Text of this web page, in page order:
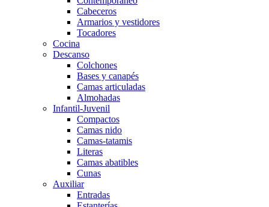
Cabeceros
Armarios y vestidores
Tocadores
Cocina
Descanso
Colchones
Bases y canapés
Camas articuladas
Almohadas
Infantil-Juvenil
Compactos
Camas nido
Camas-tatamis
Literas
Camas abatibles
Cunas
Auxiliar
Entradas